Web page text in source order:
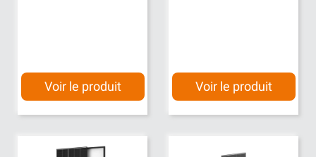
Voir le produit Voir le produit